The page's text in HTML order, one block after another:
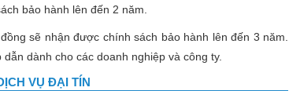
bảo hành lên đến 2 năm.
sẽ nhận được chính sách bảo hành lên đến 3 năm.
dành cho các doanh nghiệp và công ty.
VỤ ĐẠI TÍN